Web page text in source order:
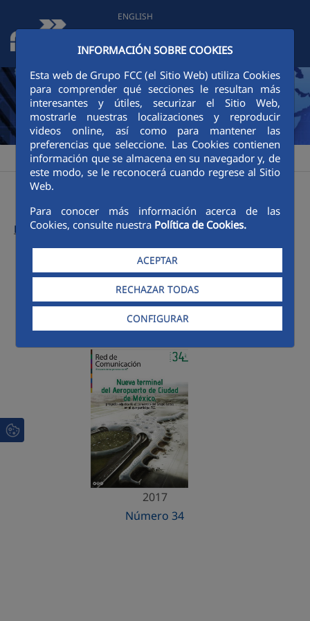
Saltar al contenido principal
INFORMACIÓN SOBRE COOKIES
Esta web de Grupo FCC (el Sitio Web) utiliza Cookies
para comprender qué secciones le resultan más
interesantes y útiles, securizar el Sitio Web,
mostrarle nuestras localizaciones y reproducir
videos online, así como para mantener las
preferencias que seleccione. Las Cookies contienen
información que se almacena en su navegador y, de
este modo, se le reconocerá cuando regrese al Sitio
Web.
Para conocer más información acerca de las
Cookies, consulte nuestra Política de Cookies.
ACEPTAR
RECHAZAR TODAS
CONFIGURAR
ENGLISH
GRUPO
Red de comunicación FCC >El espacio de las personas de FCC
Números anteriores:
Menú El espacio de las personas de FCC
Últimas publicaciones:
2017
Número 34